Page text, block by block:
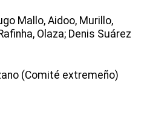
Mallo, Aidoo, Murillo,
Olaza; Denis Suárez
(Comité extremeño)